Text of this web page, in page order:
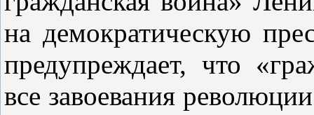
на демократическую
предупреждает, что
все завоевания